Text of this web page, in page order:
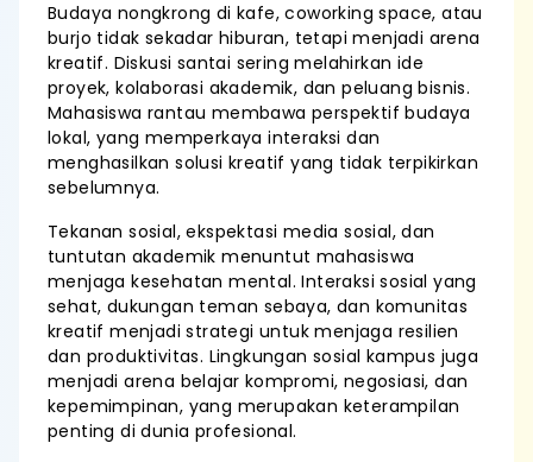
Budaya nongkrong di kafe, coworking space, atau
burjo tidak sekadar hiburan, tetapi menjadi arena
kreatif. Diskusi santai sering melahirkan ide
proyek, kolaborasi akademik, dan peluang bisnis.
Mahasiswa rantau membawa perspektif budaya
lokal, yang memperkaya interaksi dan
menghasilkan solusi kreatif yang tidak terpikirkan
sebelumnya.
Tekanan sosial, ekspektasi media sosial, dan
tuntutan akademik menuntut mahasiswa
menjaga kesehatan mental. Interaksi sosial yang
sehat, dukungan teman sebaya, dan komunitas
kreatif menjadi strategi untuk menjaga resilien
dan produktivitas. Lingkungan sosial kampus juga
menjadi arena belajar kompromi, negosiasi, dan
kepemimpinan, yang merupakan keterampilan
penting di dunia profesional.